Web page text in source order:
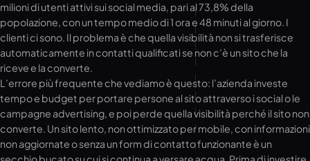
milioni di utenti attivi sui social media, pari al 73,8% della
popolazione, con un tempo medio di 1 ora e 48 minuti al giorno. I
clienti ci sono. Il problema è che quella visibilità non si trasferisce
automaticamente in contatti qualificati se non c’è un sito che la
riceve e la converte.
L’errore più frequente che vediamo è questo: l’azienda investe
tempo e budget per portare persone al sito attraverso i social o le
campagne advertising, e poi perde quella visibilità perché il sito non
converte. Un sito lento, non ottimizzato per mobile, con informazioni
non aggiornate o senza un form di contatto funzionante è un